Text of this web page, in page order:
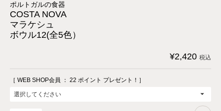
ポルトガルの食器
COSTA NOVA
マラケシュ
ボウル12(全5色）
¥2,420 税込
［ WEB SHOP会員 ： 22 ポイント プレゼント！］